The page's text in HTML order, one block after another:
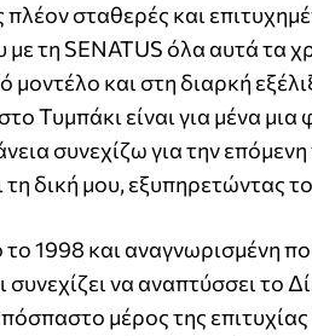
σταθερές και
τη SENATUS όλα αυτά τα
μοντέλο και στη διαρκή
Τυμπάκι είναι για μένα
συνεχίζω για την
δική μου, εξυπηρετώντας
1998 και αναγνωρισμένη
να αναπτύσσει το
μέρος της